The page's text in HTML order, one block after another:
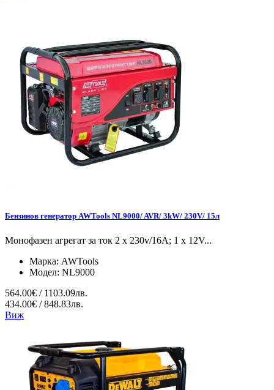
Бензинов генератор AWTools NL9000/ AVR/ 3kW/ 230V/ 15л
Монофазен агрегат за ток 2 x 230v/16A; 1 x 12V...
Марка: AWTools
Модел: NL9000
564.00€ / 1103.09лв.
434.00€ / 848.83лв.
Виж